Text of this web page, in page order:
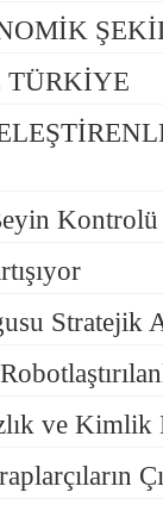
TÜRKİYE
Kontrolü
Stratejik
ve Kimlik